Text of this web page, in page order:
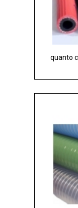
quanto